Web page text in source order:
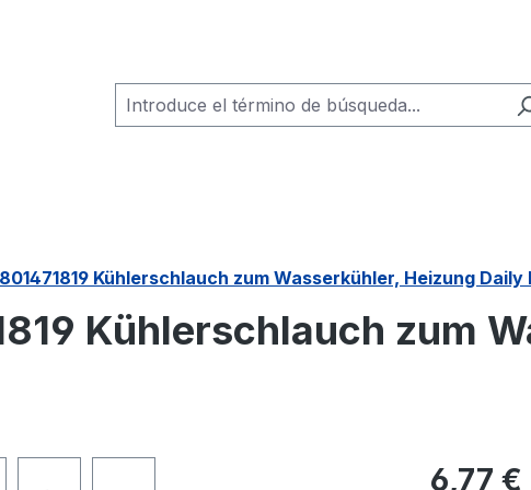
Kühlerschlauch zum Wasserkühler, Heizung Daily
Kühlerschlauch zum
Precio
6,77 €